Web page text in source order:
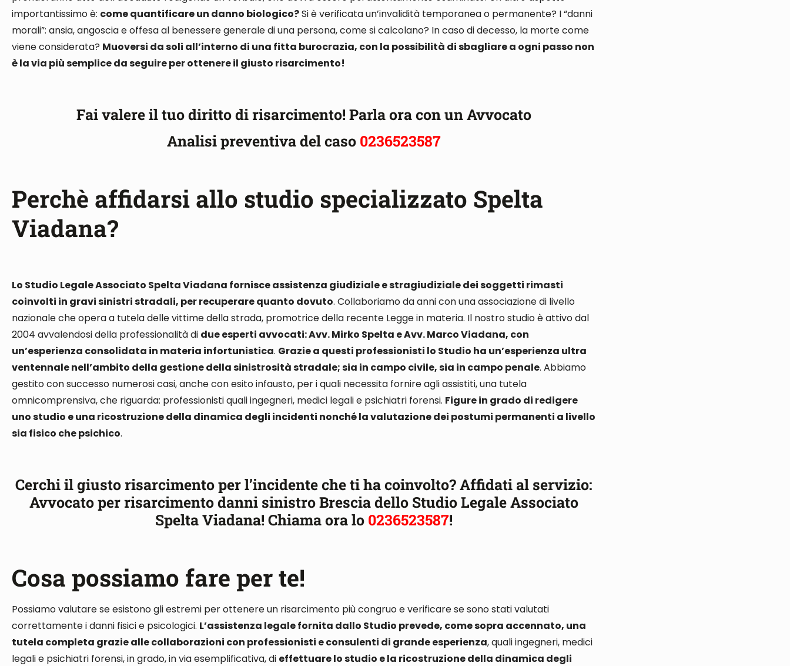
importantissimo è: come quantificare un danno biologico?Si è verificata un’invalidità temporanea o permanente? I “danni
morali”: ansia, angoscia e offesa al benessere generale di una persona, come si calcolano? In caso di decesso, la morte come
viene considerata? Muoversi da soli all’interno di una fitta burocrazia, con la possibilità di sbagliare a ogni passo non
è la via più semplice da seguire per ottenere il giusto risarcimento!
Fai valere il tuo diritto di risarcimento!Parla ora con un Avvocato
Analisi preventiva del caso 0236523587
Perchè affidarsi allo studio specializzato Spelta
Viadana?
Lo Studio Legale Associato Spelta Viadana fornisce assistenza giudiziale e stragiudiziale dei soggetti rimasti
coinvolti in gravi sinistri stradali, per recuperare quanto dovuto.Collaboriamo da anni con una associazione di livello
nazionale che opera a tutela delle vittime della strada, promotrice della recente Legge in materia. Il nostro studio è attivo dal
2004 avvalendosi della professionalità di due esperti avvocati: Avv. Mirko Spelta e Avv. Marco Viadana, con
un’esperienza consolidata in materia infortunistica. Grazie a questi professionisti lo Studio ha un’esperienza ultra
ventennale nell’ambito della gestione della sinistrosità stradale; sia in campo civile, sia in campo penale. Abbiamo
gestito con successo numerosi casi, anche con esito infausto, per i quali necessita fornire agli assistiti, una tutela
omnicomprensiva, che riguarda: professionisti quali ingegneri, medici legali e psichiatri forensi. Figure in grado di redigere
uno studio e una ricostruzione della dinamica degli incidenti nonché la valutazione dei postumi permanenti a livello
sia fisico che psichico.
Cerchi il giusto risarcimento per l’incidente che ti ha coinvolto? Affidati al servizio:
Avvocato per risarcimento danni sinistro Brescia dello Studio Legale Associato
Spelta Viadana! Chiama ora lo 0236523587!
Cosa possiamo fare per te!
Possiamo valutare se esistono gli estremi per ottenere un risarcimento più congruo e verificare se sono stati valutati
correttamente i danni fisici e psicologici. L’assistenza legale fornita dallo Studio prevede, come sopra accennato, una
tutela completa grazie alle collaborazioni con professionisti e consulenti di grande esperienza, quali ingegneri, medici
legali e psichiatri forensi, in grado, in via esemplificativa, di effettuare lo studio e la ricostruzione della dinamica degli